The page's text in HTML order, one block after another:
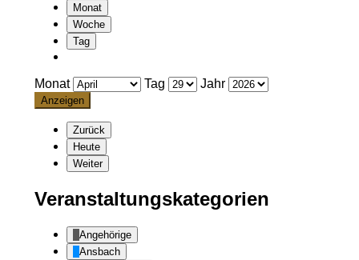
Monat
Woche
Tag
Monat Tag Jahr
Zurück
Heute
Weiter
Veranstaltungskategorien
Angehörige
Ansbach